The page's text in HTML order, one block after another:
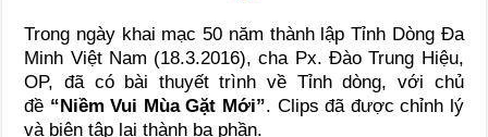
Trong ngày khai mạc 50 năm thành lập Tỉnh Dòng Đa
Minh Việt Nam (18.3.2016), cha Px. Đào Trung Hiệu,
OP, đã có bài thuyết trình về Tỉnh dòng, với chủ
đề “Niềm Vui Mùa Gặt Mới”. Clips đã được chỉnh lý
và biên tập lại thành ba phần.